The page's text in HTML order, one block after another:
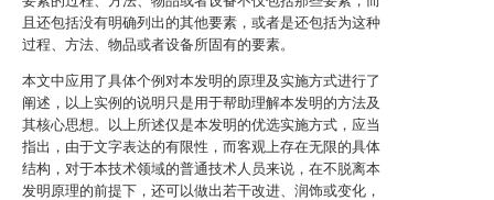
且还包括没有明确列出的其他要素，或者是还包括为这种
过程、方法、物品或者设备所固有的要素。
本文中应用了具体个例对本发明的原理及实施方式进行了
阐述，以上实例的说明只是用于帮助理解本发明的方法及
其核心思想。以上所述仅是本发明的优选实施方式，应当
指出，由于文字表达的有限性，而客观上存在无限的具体
结构，对于本技术领域的普通技术人员来说，在不脱离本
发明原理的前提下，还可以做出若干改进、润饰或变化，